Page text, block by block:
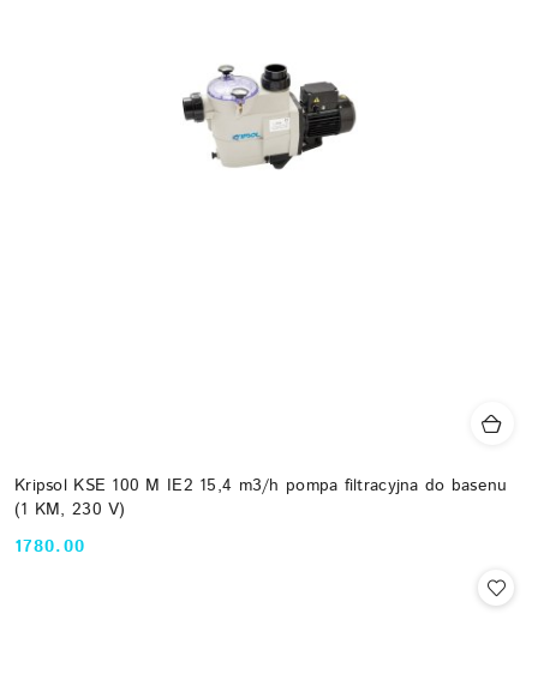
Kripsol KSE 100 M IE2 15,4 m3/h pompa filtracyjna do basenu
(1 KM, 230 V)
Cena:
1780.00